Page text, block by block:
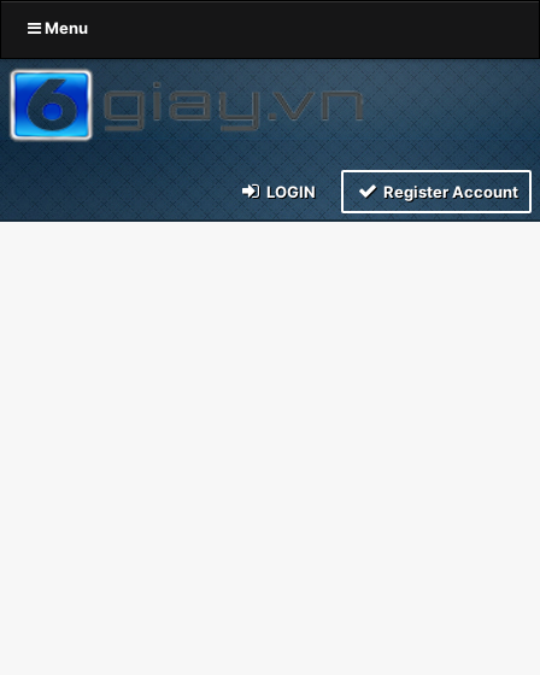
Menu
LOGIN Register Account